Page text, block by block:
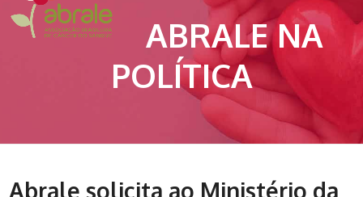
menu
menu
ABRALE NA
POLÍTICA
Abrale solicita ao Ministério da